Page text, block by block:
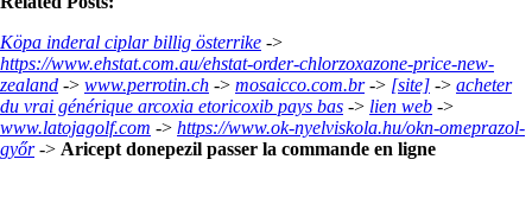
Köpa inderal ciplar billig österrike ->
https://www.ehstat.com.au/ehstat-order-chlorzoxazone-price-new-
zealand -> www.perrotin.ch -> mosaicco.com.br-> [site] -> acheter
du vrai générique arcoxia etoricoxib pays bas -> lien web ->
www.latojagolf.com -> https://www.ok-nyelviskola.hu/okn-omeprazol-
győr-> Aricept donepezil passer la commande en ligne